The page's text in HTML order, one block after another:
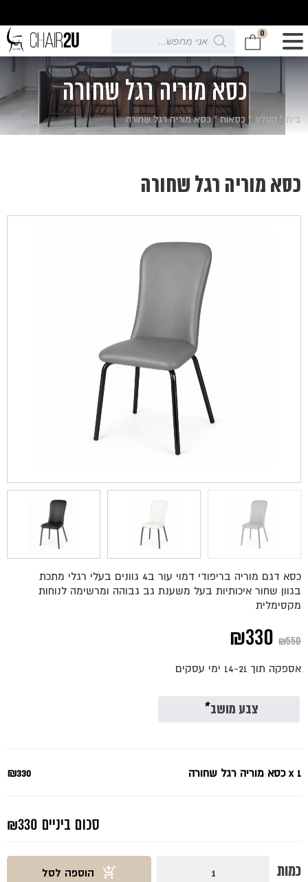
0
Products
search
כסא מוריה רגל שחורה
בית » קטלוג » כסאות»כסא מוריה רגל שחורה
כסא דגם מוריה בריפודי דמוי עור ב4 גוונים בעלי רגלי מתכת
בגוון שחור איכותיות בעל משענת גב גבוהה ומרשימה לנוחות
מקסימלית
₪550
המחיר
המקורי
₪550.
₪330
הנוכחי
₪330.
אספקה תוך 14-21 ימי עסקים
צבע מושב*
x 1כסא מוריה רגל שחורה ₪330
סכום ביניים ₪330
כמות הוספה לסל
כסא מוריה רגל שחורה